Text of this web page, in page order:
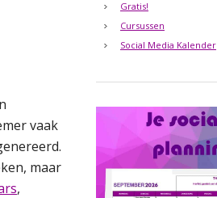
vaak
maar
,
Gratis!
Cursussen
Social Media Kalender